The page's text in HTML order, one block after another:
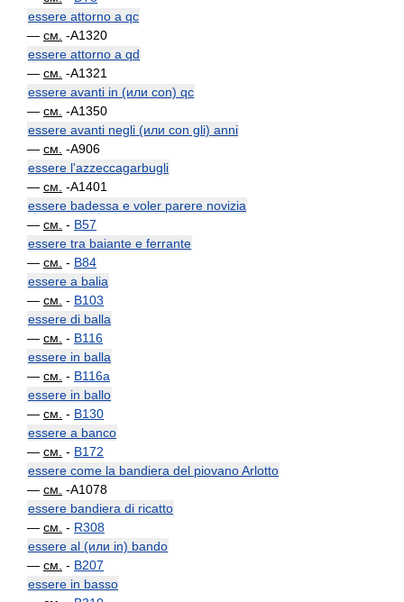
essere attorno a qc
— см. -A1320
essere attorno a qd
— см. -A1321
essere avanti in (или con) qc
— см. -A1350
essere avanti negli (или con gli) anni
— см. -A906
essere l'azzeccagarbugli
— см. -A1401
essere badessa e voler parere novizia
— см. - B57
essere tra baiante e ferrante
— см. - B84
essere a balia
— см. - B103
essere di balla
— см. - B116
essere in balla
— см. - B116a
essere in ballo
— см. - B130
essere a banco
— см. - B172
essere come la bandiera del piovano Arlotto
— см. -A1078
essere bandiera di ricatto
— см. - R308
essere al (или in) bando
— см. - B207
essere in basso